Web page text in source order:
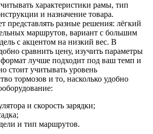
характеристики рамы, тип
и назначение товара.
представлять разные решения: лёгкий
маршрутов, вариант с большим
с акцентом на низкий вес. В
сравнить цену, изучить параметры
лучше подходит под ваш темп и
стоит учитывать уровень
тормозов и то, насколько удобно
и скорость зарядки;
и тип маршрутов.